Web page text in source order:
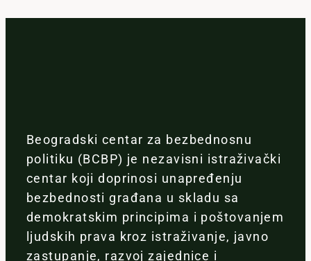
Beogradski centar za bezbednosnu
politiku (BCBP) je nezavisni istraživački
centar koji doprinosi unapređenju
bezbednosti građana u skladu sa
demokratskim principima i poštovanjem
ljudskih prava kroz istraživanje, javno
zastupanje, razvoj zajednice i